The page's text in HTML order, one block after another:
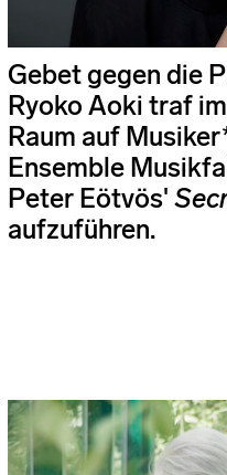
Gebet gegen die
Ryoko Aoki traf
Raum auf
Ensemble
Peter Eötvös'
aufzuführen.